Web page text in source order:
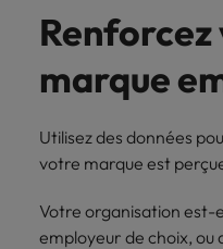
marque
Utilisez des données
votre marque est
Votre organisation est-
employeur de choix, ou